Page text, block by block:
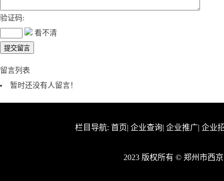
验证码:
看不清
留言列表
暂时还没有人留言！
栏目导航: 首页| 企业查询| 企业推广| 企业
2023 版权所有 © 郑州市西